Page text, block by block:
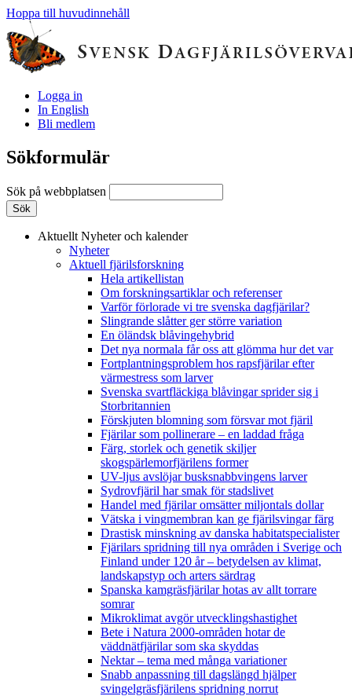
Hoppa till huvudinnehåll
Logga in
In English
Bli medlem
Sökformulär
Sök på webbplatsen
Aktuellt Nyheter och kalender
Nyheter
Aktuell fjärilsforskning
Hela artikellistan
Om forskningsartiklar och referenser
Varför förlorade vi tre svenska dagfjärilar?
Slingrande slåtter ger större variation
En öländsk blåvingehybrid
Det nya normala får oss att glömma hur det var
Fortplantningsproblem hos rapsfjärilar efter
värmestress som larver
Svenska svartfläckiga blåvingar sprider sig i
Storbritannien
Förskjuten blomning som försvar mot fjäril
Fjärilar som pollinerare – en laddad fråga
Färg, storlek och genetik skiljer
skogspärlemorfjärilens former
UV-ljus avslöjar busksnabbvingens larver
Sydrovfjäril har smak för stadslivet
Handel med fjärilar omsätter miljontals dollar
Vätska i vingmembran kan ge fjärilsvingar färg
Drastisk minskning av danska habitatspecialister
Fjärilars spridning till nya områden i Sverige och
Finland under 120 år– betydelsen av klimat,
landskapstyp och arters särdrag
Spanska kamgräsfjärilar hotas av allt torrare
somrar
Mikroklimat avgör utvecklingshastighet
Bete i Natura 2000-områden hotar de
väddnätfjärilar som ska skyddas
Nektar – tema med många variationer
Snabb anpassning till dagslängd hjälper
svingelgräsfjärilens spridning norrut